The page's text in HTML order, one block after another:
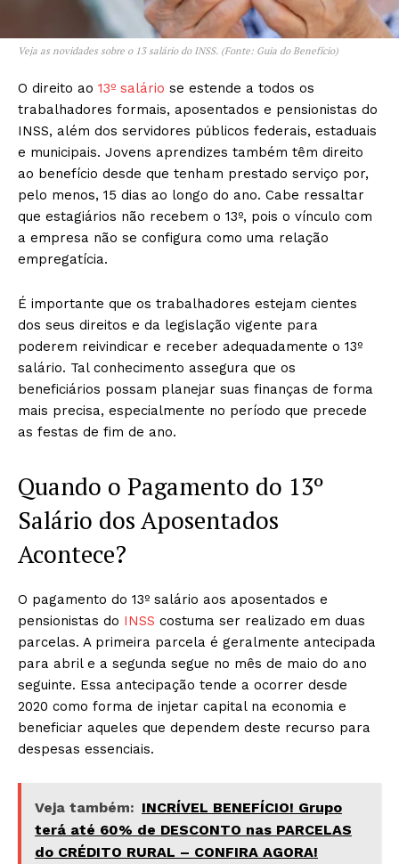
Veja as novidades sobre o 13 salário do INSS. (Fonte: Guia do Benefício)
O direito ao 13º salário se estende a todos os
trabalhadores formais, aposentados e pensionistas do
INSS, além dos servidores públicos federais, estaduais
e municipais. Jovens aprendizes também têm direito
ao benefício desde que tenham prestado serviço por,
pelo menos, 15 dias ao longo do ano. Cabe ressaltar
que estagiários não recebem o 13º, pois o vínculo com
a empresa não se configura como uma relação
empregatícia.
É importante que os trabalhadores estejam cientes
dos seus direitos e da legislação vigente para
poderem reivindicar e receber adequadamente o 13º
salário. Tal conhecimento assegura que os
beneficiários possam planejar suas finanças de forma
mais precisa, especialmente no período que precede
as festas de fim de ano.
Quando o Pagamento do 13º
Salário dos Aposentados
Acontece?
O pagamento do 13º salário aos aposentados e
pensionistas do INSS costuma ser realizado em duas
parcelas. A primeira parcela é geralmente antecipada
para abril e a segunda segue no mês de maio do ano
seguinte. Essa antecipação tende a ocorrer desde
2020 como forma de injetar capital na economia e
beneficiar aqueles que dependem deste recurso para
despesas essenciais.
Veja também: INCRÍVEL BENEFÍCIO! Grupo
terá até 60% de DESCONTO nas PARCELAS
do CRÉDITO RURAL – CONFIRA AGORA!